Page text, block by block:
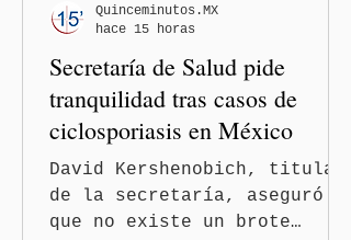
Secretaría de Salud pide
tranquilidad tras casos de
ciclosporiasis en México
David Kershenobich, titular
de la secretaría, aseguró
que no existe un brote
Quinceminutos.MX
hace 15 horas